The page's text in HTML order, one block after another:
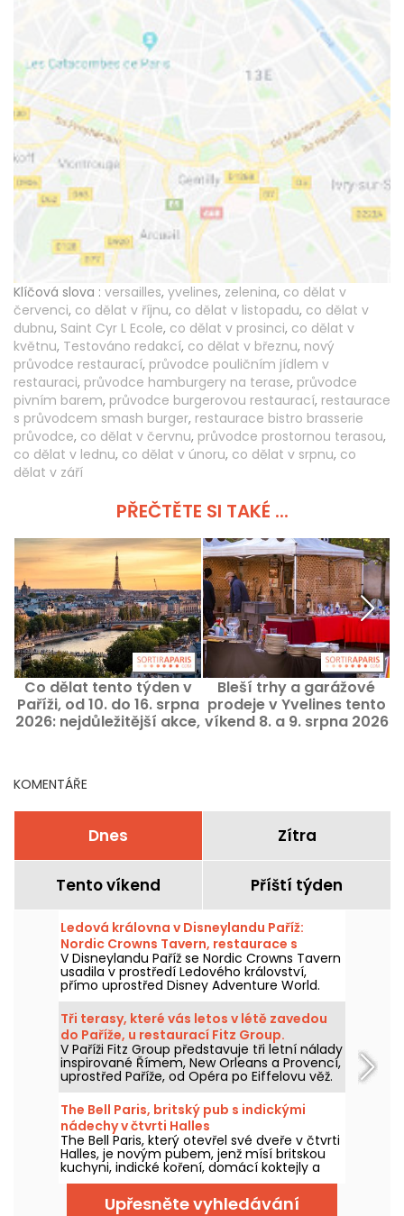
Klíčová slova : versailles, yvelines, zelenina, co dělat v
červenci, co dělat v říjnu, co dělat v listopadu, co dělat v
dubnu, Saint Cyr L Ecole, co dělat v prosinci, co dělat v
květnu, Testováno redakcí, co dělat v březnu, nový
průvodce restaurací, průvodce pouličním jídlem v
restauraci, průvodce hamburgery na terase, průvodce
pivním barem, průvodce burgerovou restaurací, restaurace
s průvodcem smash burger, restaurace bistro brasserie
průvodce, co dělat v červnu, průvodce prostornou terasou,
co dělat v lednu, co dělat v únoru, co dělat v srpnu, co
dělat v září
PŘEČTĚTE SI TAKÉ ...
Co dělat tento týden v
Paříži, od 10. do 16. srpna
2026: nejdůležitější akce,
Bleší trhy a garážové
prodeje v Yvelines tento
víkend 8. a 9. srpna 2026
KOMENTÁŘE
Dnes Zítra
Tento víkend Příští týden
Ledová královna v Disneylandu Paříž:
Nordic Crowns Tavern, restaurace s
autentickými severskými specialitami
V Disneylandu Paříž se Nordic Crowns Tavern
usadila v prostředí Ledového království,
přímo uprostřed Disney Adventure World.
Tento nový restaurant, laděný do
skandinávského stylu, nabízí návštěvníkům
pokračování zážitku z Arendelle
prostřednictvím atmosféry, dekorací a
speciální nabídky jídel připravené právě pro
tuto část parku. Vyzkoušeli jsme a máme
vám co povědět!
Tři terasy, které vás letos v létě zavedou
do Paříže, u restaurací Fitz Group.
V Paříži Fitz Group představuje tři letní nálady
inspirované Římem, New Orleans a Provencí,
uprostřed Paříže, od Opéra po Eiffelovu věž.
Každá adresa, díky své terase, nabízí zcela
samostatnou zastávku, aniž byste museli
opustit hlavní město.
The Bell Paris, britský pub s indickými
nádechy v čtvrti Halles
The Bell Paris, který otevřel své dveře v čtvrti
Halles, je novým pubem, jenž mísí britskou
kuchyni, indické koření, domácí koktejly a
řemeslná piva v interiéru navrženém Jimem
Hamiltonem.Upřesněte vyhledávání